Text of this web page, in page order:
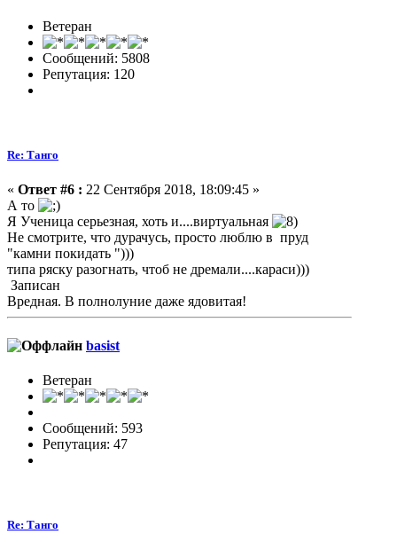
Ветеран
Сообщений: 5808
Репутация: 120
Re: Танго
« Ответ #6 : 22 Сентября 2018, 18:09:45 »
А то
Я Ученица серьезная, хоть и....виртуальная
Не смотрите, что дурачусь, просто люблю в пруд
"камни покидать ")))
типа ряску разогнать, чтоб не дремали....караси)))
Записан
Вредная. В полнолуние даже ядовитая!
basist
Ветеран
Сообщений: 593
Репутация: 47
Re: Танго